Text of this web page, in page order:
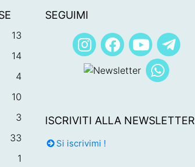
13
14
4
10
3
33
1
SEGUIMI
ISCRIVITI ALLA NEWSLETTER
Si iscrivimi !